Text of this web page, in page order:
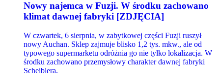
Nowy najemca w Fuzji. W środku zachowano
klimat dawnej fabryki [ZDJĘCIA]
W czwartek, 6 sierpnia, w zabytkowej części Fuzji ruszył
nowy Auchan. Sklep zajmuje blisko 1,2 tys. mkw., ale od
typowego supermarketu odróżnia go nie tylko lokalizacja. W
środku zachowano przemysłowy charakter dawnej fabryki
Scheiblera.